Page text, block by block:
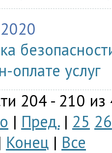
оплате услуг
204 - 210 из
| Пред.| 25 26
Конец | Все